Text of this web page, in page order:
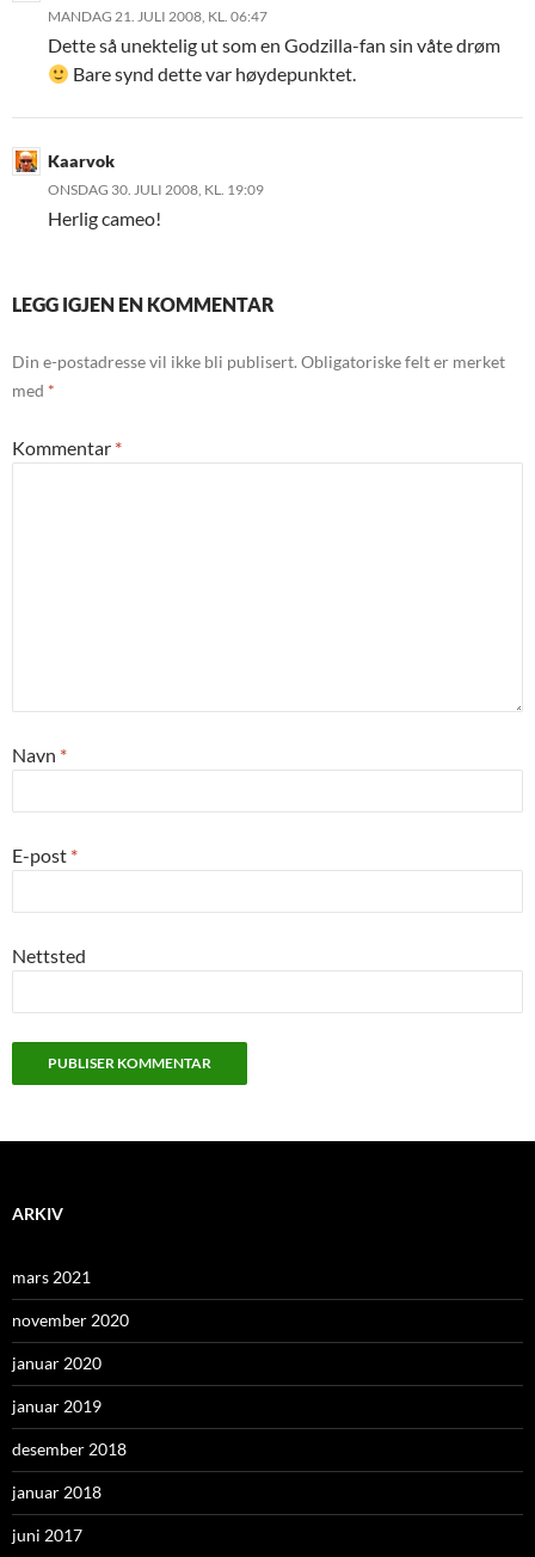
MANDAG 21. JULI 2008, KL. 06:47
Dette så unektelig ut som en Godzilla-fan sin våte drøm
Bare synd dette var høydepunktet.
Kaarvok
ONSDAG 30. JULI 2008, KL. 19:09
Herlig cameo!
LEGG IGJEN EN KOMMENTAR
Din e-postadresse vil ikke bli publisert. Obligatoriske felt er merket
med *
Kommentar *
Navn *
E-post *
Nettsted
ARKIV
mars 2021
november 2020
januar 2020
januar 2019
desember 2018
januar 2018
juni 2017